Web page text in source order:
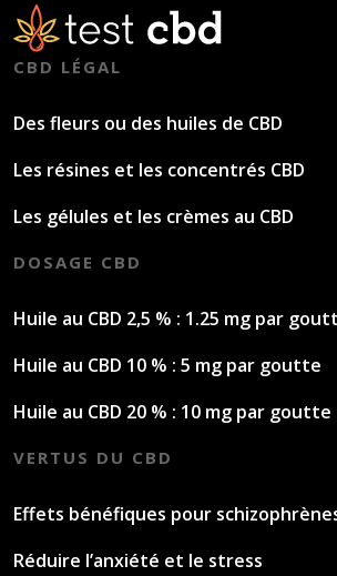
CBD LÉGAL
Des fleurs ou des huiles de CBD
Les résines et les concentrés CBD
Les gélules et les crèmes au CBD
DOSAGE CBD
Huile au CBD 2,5 % : 1.25 mg par
Huile au CBD 10 % : 5 mg par goutte
Huile au CBD 20 % : 10 mg par goutte
VERTUS DU CBD
Effets bénéfiques pour
Réduire l’anxiété et le stress